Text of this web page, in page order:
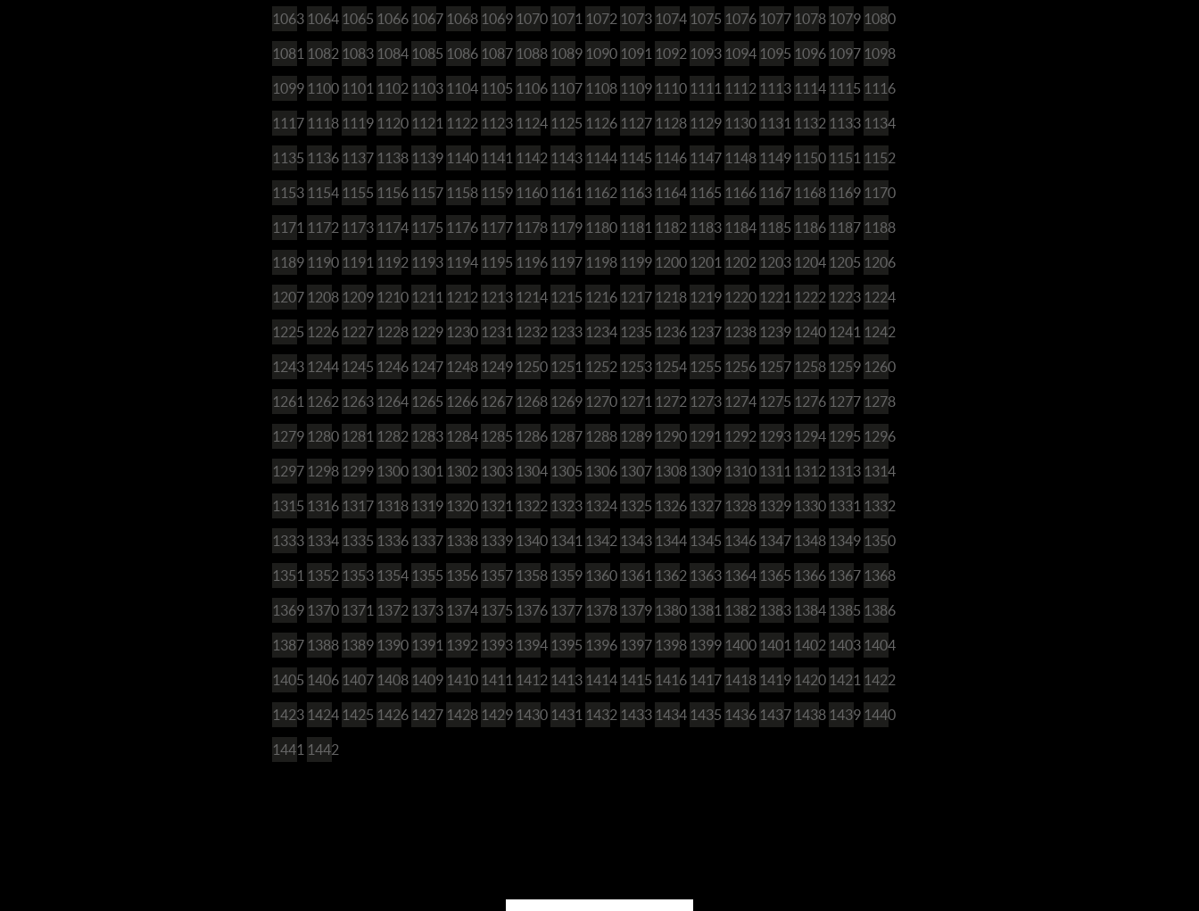
1063 1064 1065 1066 1067 1068 1069 1070 1071 1072 1073 1074 1075 1076 1077 1078 1079 1080
1081 1082 1083 1084 1085 1086 1087 1088 1089 1090 1091 1092 1093 1094 1095 1096 1097 1098
1099 1100 1101 1102 1103 1104 1105 1106 1107 1108 1109 1110 1111 1112 1113 1114 1115 1116
1117 1118 1119 1120 1121 1122 1123 1124 1125 1126 1127 1128 1129 1130 1131 1132 1133 1134
1135 1136 1137 1138 1139 1140 1141 1142 1143 1144 1145 1146 1147 1148 1149 1150 1151 1152
1153 1154 1155 1156 1157 1158 1159 1160 1161 1162 1163 1164 1165 1166 1167 1168 1169 1170
1171 1172 1173 1174 1175 1176 1177 1178 1179 1180 1181 1182 1183 1184 1185 1186 1187 1188
1189 1190 1191 1192 1193 1194 1195 1196 1197 1198 1199 1200 1201 1202 1203 1204 1205 1206
1207 1208 1209 1210 1211 1212 1213 1214 1215 1216 1217 1218 1219 1220 1221 1222 1223 1224
1225 1226 1227 1228 1229 1230 1231 1232 1233 1234 1235 1236 1237 1238 1239 1240 1241 1242
1243 1244 1245 1246 1247 1248 1249 1250 1251 1252 1253 1254 1255 1256 1257 1258 1259 1260
1261 1262 1263 1264 1265 1266 1267 1268 1269 1270 1271 1272 1273 1274 1275 1276 1277 1278
1279 1280 1281 1282 1283 1284 1285 1286 1287 1288 1289 1290 1291 1292 1293 1294 1295 1296
1297 1298 1299 1300 1301 1302 1303 1304 1305 1306 1307 1308 1309 1310 1311 1312 1313 1314
1315 1316 1317 1318 1319 1320 1321 1322 1323 1324 1325 1326 1327 1328 1329 1330 1331 1332
1333 1334 1335 1336 1337 1338 1339 1340 1341 1342 1343 1344 1345 1346 1347 1348 1349 1350
1351 1352 1353 1354 1355 1356 1357 1358 1359 1360 1361 1362 1363 1364 1365 1366 1367 1368
1369 1370 1371 1372 1373 1374 1375 1376 1377 1378 1379 1380 1381 1382 1383 1384 1385 1386
1387 1388 1389 1390 1391 1392 1393 1394 1395 1396 1397 1398 1399 1400 1401 1402 1403 1404
1405 1406 1407 1408 1409 1410 1411 1412 1413 1414 1415 1416 1417 1418 1419 1420 1421 1422
1423 1424 1425 1426 1427 1428 1429 1430 1431 1432 1433 1434 1435 1436 1437 1438 1439 1440
1441 1442